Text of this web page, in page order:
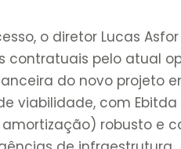
o diretor Lucas
contratuais pelo atual
do novo projeto
viabilidade, com
robusto e